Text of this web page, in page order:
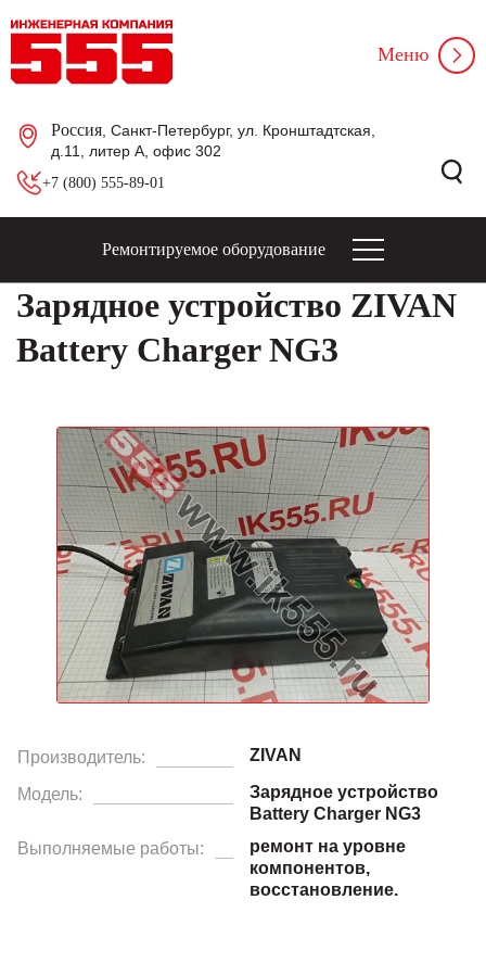
Россия , Санкт-Петербург, ул. Кронштадтская,
д.11, литер А, офис 302
+7 (800) 555-89-01
Меню
Ремонтируемое оборудование
Зарядное устройство ZIVAN
Battery Charger NG3
Производитель: ZIVAN
Модель:
Зарядное устройство
Battery Charger NG3
Выполняемые работы:
ремонт на уровне
компонентов,
восстановление.